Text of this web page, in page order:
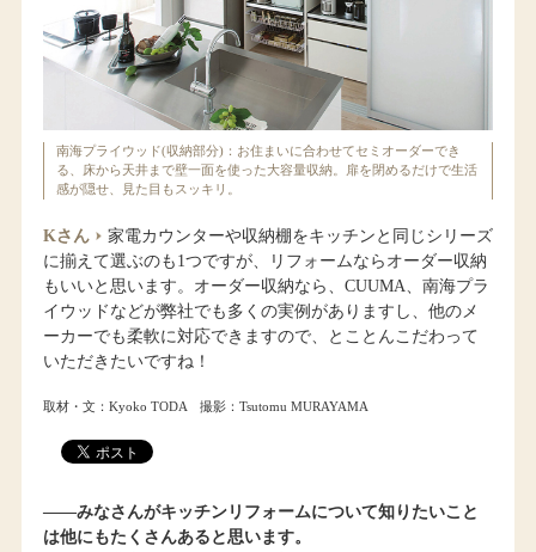
南海プライウッド(収納部分)：お住まいに合わせてセミオーダーでき
る、床から天井まで壁一面を使った大容量収納。扉を閉めるだけで生活
感が隠せ、見た目もスッキリ。
Kさん
家電カウンターや収納棚をキッチンと同じシリーズ
に揃えて選ぶのも1つですが、リフォームならオーダー収納
もいいと思います。オーダー収納なら、CUUMA、南海プラ
イウッドなどが弊社でも多くの実例がありますし、他のメ
ーカーでも柔軟に対応できますので、とことんこだわって
いただきたいですね！
取材・文：Kyoko TODA 撮影：Tsutomu MURAYAMA
――みなさんがキッチンリフォームについて知りたいこと
は他にもたくさんあると思います。